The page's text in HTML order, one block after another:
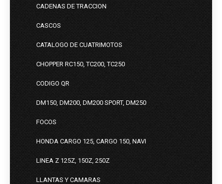
CADENAS DE TRACCION
CASCOS
CATALOGO DE CUATRIMOTOS
CHOPPER RC150, TC200, TC250
CODIGO QR
DM150, DM200, DM200 SPORT, DM250
FOCOS
HONDA CARGO 125, CARGO 150, NAVI
LINEA Z 125Z, 150Z, 250Z
LLANTAS Y CAMARAS